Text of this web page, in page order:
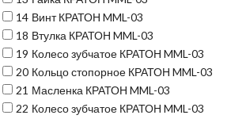
14 Винт КРАТОН MML-03
18 Втулка КРАТОН MML-03
19 Колесо зубчатое КРАТОН MML-03
20 Кольцо стопорное КРАТОН MML-03
21 Масленка КРАТОН MML-03
22 Колесо зубчатое КРАТОН MML-03